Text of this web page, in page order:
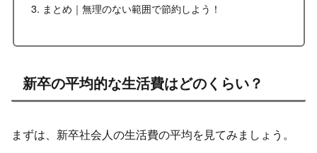
まとめ｜無理のない範囲で節約しよう！
新卒の平均的な生活費はどのくらい？
まずは、新卒社会人の生活費の平均を見てみましょう。